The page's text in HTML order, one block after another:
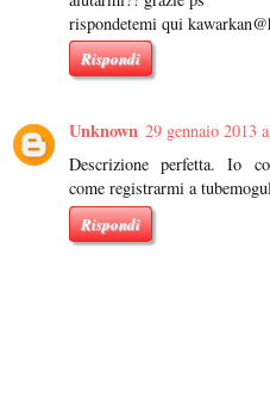
rispondetemi qui
Rispondi
Unknown 29 gennaio 2013
Descrizione perfetta. Io
come registrarmi a
Rispondi